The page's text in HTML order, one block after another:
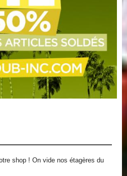
shop ! On vide nos étagères du